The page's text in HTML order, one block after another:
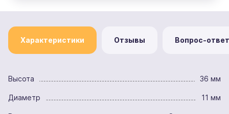
Характеристики Отзывы Вопрос-ответ
Высота 36 мм
Диаметр 11 мм